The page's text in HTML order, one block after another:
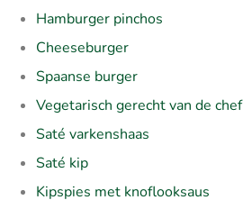
Hamburger pinchos
Cheeseburger
Spaanse burger
Vegetarisch gerecht van de chef
Saté varkenshaas
Saté kip
Kipspies met knoflooksaus